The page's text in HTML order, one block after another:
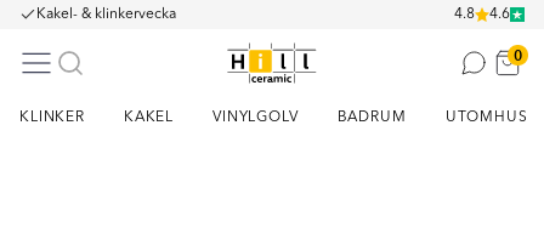
Kakel- & klinkervecka 4.8 4.6
0
KLINKER KAKEL VINYLGOLV BADRUM UTOMHUS